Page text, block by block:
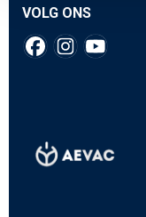
VOLG ONS